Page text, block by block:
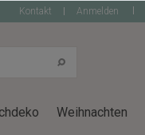
Kontakt Anmelden
Weihnachten